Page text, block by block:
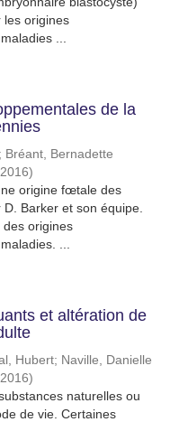
les origines
...
de la
; Bréant, Bernadette
2016)
origine fœtale des
Barker et son équipe.
origines
...
et altération de
Hubert; Naville, Danielle
2016)
naturelles ou
de vie. Certaines